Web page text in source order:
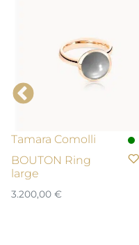
Tamara Comolli
BOUTON Ring
large
3.200,00 €